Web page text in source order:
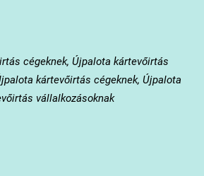
cégeknek, Újpalota kártevőirtás
kártevőirtás cégeknek, Újpalota
vállalkozásoknak